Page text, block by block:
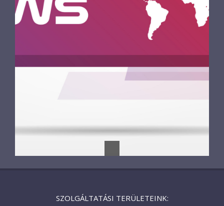
SZOLGÁLTATÁSI TERÜLETEINK: